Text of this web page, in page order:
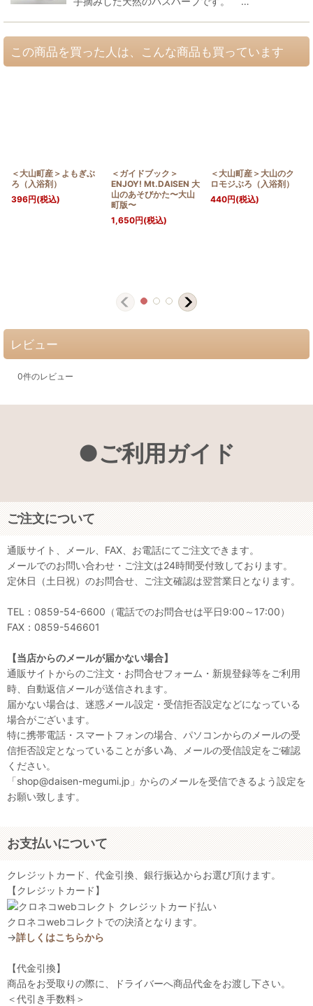
この商品を買った人は、こんな商品も買っています
＜大山町産＞よもぎぶ
ろ（入浴剤）
396円(税込)
＜ガイドブック＞
ENJOY! Mt.DAISEN 大
山のあそびかた〜大山
町版〜
1,650円(税込)
＜大山町産＞大山のク
ロモジぶろ（入浴剤）
440円(税込)
レビュー
0件のレビュー
●ご利用ガイド
ご注文について
通販サイト、メール、FAX、お電話にてご注文できます。
メールでのお問い合わせ・ご注文は24時間受付致しております。
定休日（土日祝）のお問合せ、ご注文確認は翌営業日となります。
TEL：0859-54-6600（電話でのお問合せは平日9:00～17:00）
FAX：0859-546601
【当店からのメールが届かない場合】
通販サイトからのご注文・お問合せフォーム・新規登録等をご利用
時、自動返信メールが送信されます。
届かない場合は、迷惑メール設定・受信拒否設定などになっている
場合がございます。
特に携帯電話・スマートフォンの場合、パソコンからのメールの受
信拒否設定となっていることが多い為、メールの受信設定をご確認
ください。
「shop@daisen-megumi.jp」からのメールを受信できるよう設定を
お願い致します。
お支払いについて
クレジットカード、代金引換、銀行振込からお選び頂けます。
【クレジットカード】
クロネコwebコレクトでの決済となります。
→詳しくはこちらから
【代金引換】
商品をお受取りの際に、ドライバーへ商品代金をお渡し下さい。
＜代引き手数料＞